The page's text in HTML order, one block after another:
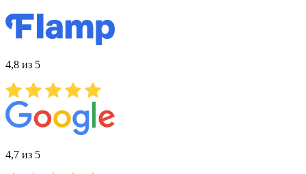
4,8 из 5
4,7 из 5